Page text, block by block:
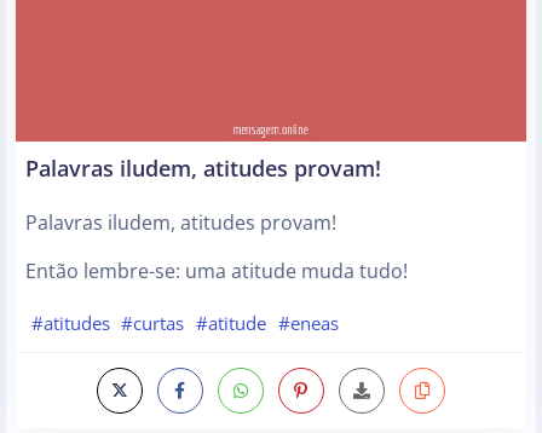
Palavras iludem, atitudes provam!
Palavras iludem, atitudes provam!
Então lembre-se: uma atitude muda tudo!
#atitudes #curtas #atitude #eneas